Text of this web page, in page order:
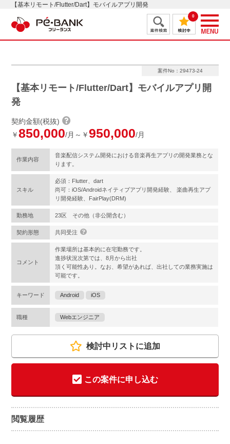
【基本リモート/Flutter/Dart】モバイルアプリ開発
0
案件No：29473-24
【基本リモート/Flutter/Dart】モバイルアプリ開
発
契約金額(税抜)
￥850,000/月～￥950,000/月
作業内容
音楽配信システム開発における音楽再生アプリの開発業務とな
ります。
スキル
必須：Flutter、dart
尚可：iOS/Androidネイティブアプリ開発経験、 楽曲再生アプ
リ開発経験、FairPlay(DRM)
勤務地 23区 その他（非公開含む）
契約形態 共同受注
コメント
作業場所は基本的に在宅勤務です。
進捗状況次第では、8月から出社
頂く可能性あり。なお、希望があれば、出社しての業務実施は
可能です。
キーワード Android iOS
職種 Webエンジニア
検討中リストに追加
この案件に申し込む
閲覧履歴